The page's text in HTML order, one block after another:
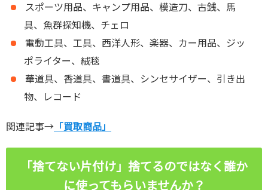
スポーツ用品、キャンプ用品、模造刀、古銭、馬
具、魚群探知機、チェロ
電動工具、工具、西洋人形、楽器、カー用品、ジッ
ポライター、絨毯
華道具、香道具、書道具、シンセサイザー、引き出
物、レコード
関連記事→ 「買取商品」
「捨てない片付け」捨てるのではなく誰か
に使ってもらいませんか？